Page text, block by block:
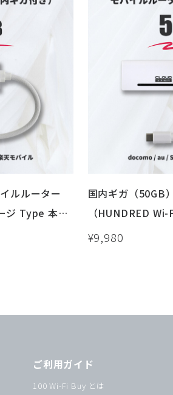
ルルーター
ジ Type 本
レス
国内ギガ（50GB
（HUNDRED
体）USB / 車載 /
¥9,980
ご利用ガイド
100 Wi-Fi Buy とは